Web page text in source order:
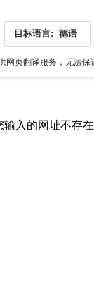
目标语言: 德语
网页翻译服务，无法